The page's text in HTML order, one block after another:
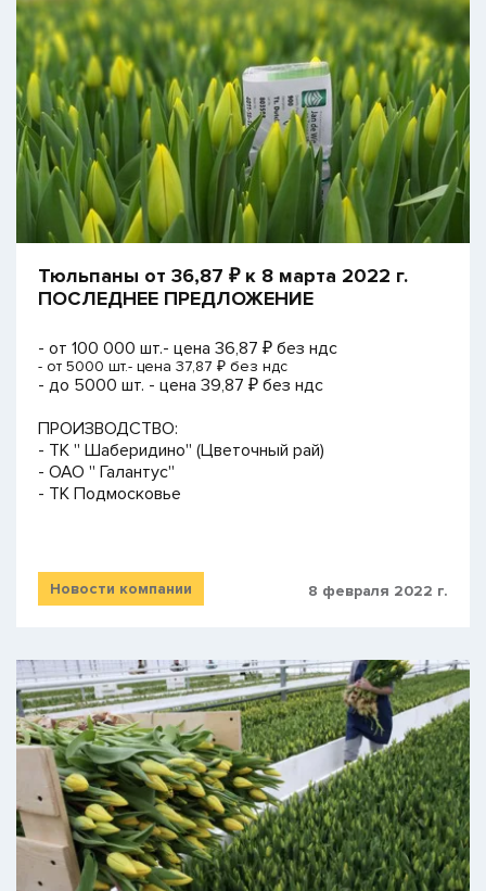
​Тюльпаны от 36,87 ₽ к 8 марта 2022 г.
ПОСЛЕДНЕЕ ПРЕДЛОЖЕНИЕ
- от 100 000 шт.- цена 36,87 ₽ без ндс
- от 5000 шт.- цена 37,87 ₽ без ндс
- до 5000 шт. - цена 39,87 ₽ без ндс
ПРОИЗВОДСТВО:
- ТК '' Шаберидино'' (Цветочный рай)
- ОАО '' Галантус''
- ТК Подмосковье
Новости компании 8 февраля 2022 г.